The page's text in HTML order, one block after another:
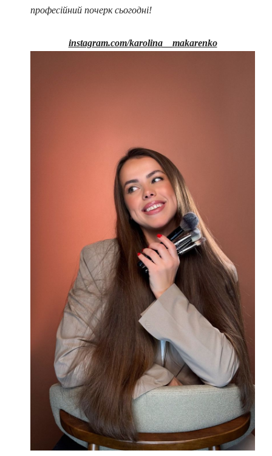
професійний почерк сьогодні!
instagram.com/karolina__makarenko